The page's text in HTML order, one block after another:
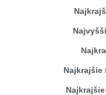
Najkrajšie